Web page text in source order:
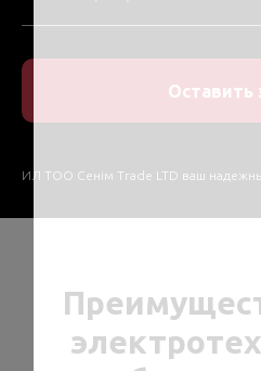
Оставить
ИЛ ТОО Сенім Trade LTD ваш